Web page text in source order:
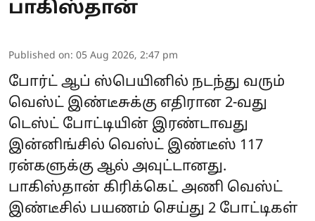
பாகிஸ்தான்
Published on: 05 Aug 2026, 2:47 pm
போர்ட் ஆப் ஸ்பெயினில் நடந்து வரும்
வெஸ்ட் இண்டீசுக்கு எதிரான 2-வது
டெஸ்ட் போட்டியின் இரண்டாவது
இன்னிங்சில் வெஸ்ட் இண்டீஸ் 117
ரன்களுக்கு ஆல் அவுட்டானது.
பாகிஸ்தான் கிரிக்கெட் அணி வெஸ்ட்
இண்டீசில் பயணம் செய்து 2 போட்டிகள்